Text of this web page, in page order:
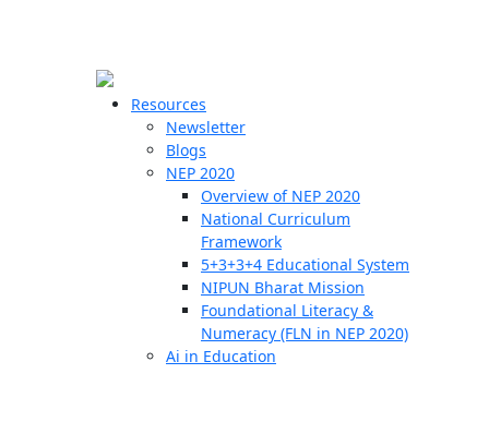
Resources
Newsletter
Blogs
NEP 2020
Overview of NEP 2020
National Curriculum
Framework
5+3+3+4 Educational System
NIPUN Bharat Mission
Foundational Literacy &
Numeracy (FLN in NEP 2020)
Ai in Education